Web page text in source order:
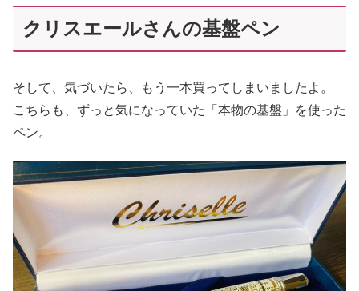
クリスエールさんの基盤ペン
そして、気づいたら、もう一本買ってしまいましたよ。
こちらも、ずっと気になっていた「本物の基盤」を使った
ペン。